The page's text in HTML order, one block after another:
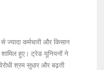
कर्मचारी और किसान
हुए। ट्रेड यूनियनों ने
श्रम सुधार और बढ़ती